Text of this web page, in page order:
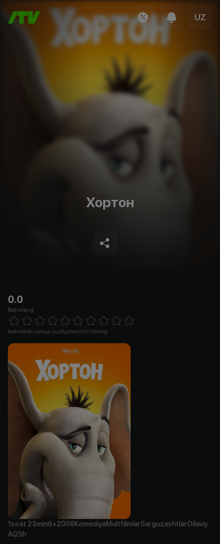
UZ
Хортон
0.0
Baholang
1 Star 2 Stars 3 Stars 4 Stars5 Stars 6 Stars7 Stars8 Stars
baholash uchun yulduzlarni to'ldiring
1soat 23min6+2008KomediyaMultfilmlarSarguzashtlarOilaviy
AQSh